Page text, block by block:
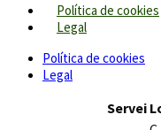
Política de cookies
Legal
Política de cookies
Legal
Servei